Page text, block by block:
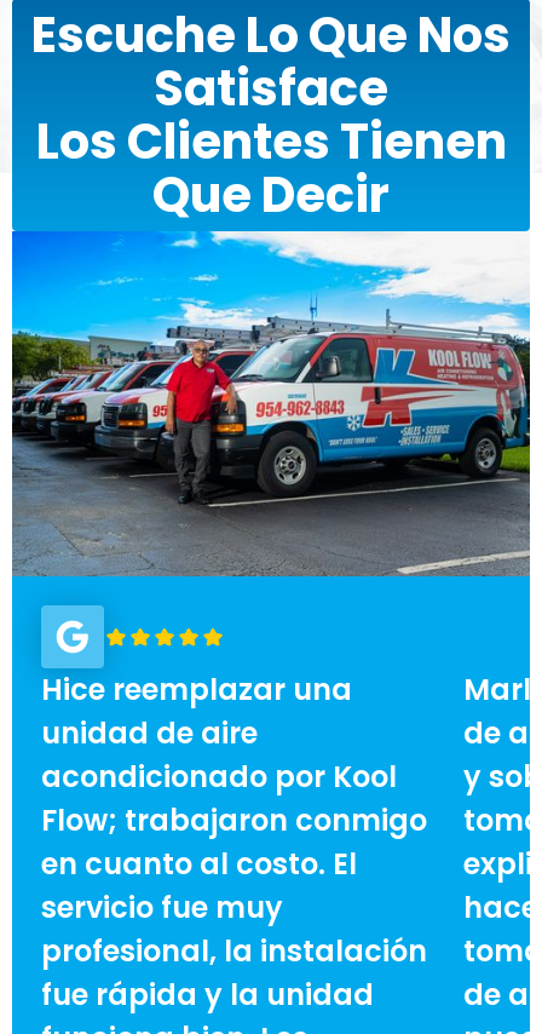
Escuche Lo Que Nos
Satisface
Los Clientes Tienen
Que Decir
Hice reemplazar una
unidad de aire
acondicionado por Kool
Flow; trabajaron conmigo
en cuanto al costo. El
servicio fue muy
profesional, la instalación
fue rápida y la unidad
de
y
de